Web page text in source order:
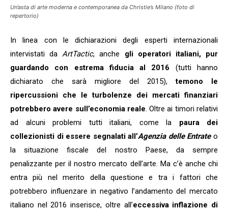
Un’asta di arte moderna e contemporanea da Christie’s Milano (foto di
repertorio)
In linea con le dichiarazioni degli esperti internazionali
intervistati da ArtTactic, anche gli operatori italiani, pur
guardando con estrema fiducia al 2016 (tutti hanno
dichiarato che sarà migliore del 2015), temono le
ripercussioni che le turbolenze dei mercati finanziari
potrebbero avere sull’economia reale . Oltre ai timori relativi
ad alcuni problemi tutti italiani, come la paura dei
collezionisti di essere segnalati all’Agenzia delle Entrateo
la situazione fiscale del nostro Paese, da sempre
penalizzante per il nostro mercato dell’arte. Ma c’è anche chi
entra più nel merito della questione e tra i fattori che
potrebbero influenzare in negativo l’andamento del mercato
italiano nel 2016 inserisce, oltre all’eccessiva inflazione di